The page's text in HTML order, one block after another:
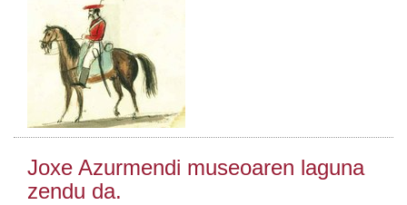
Joxe Azurmendi museoaren laguna
zendu da.